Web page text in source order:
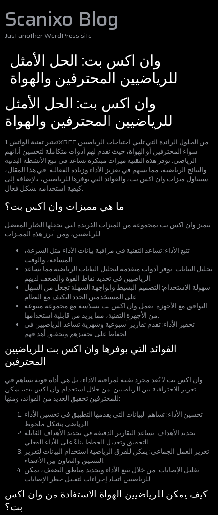
Scanixo Blog
Just another WordPress site
وان اكس بت: الحل الأمثل
للرياضيين المحترفين والهواة
وان اكس بت: الحل الأمثل
للرياضيين المحترفين والهواة
تعتبر تقنية الواتش 1XBET من الحلول الرائدة التي تلبي احتياجات الرياضيين
سواء المحترفين أو الهواة، حيث تقدم لهم أدوات متكاملة لتحسين أدائهم
الرياضي. توفر هذه التقنية ميزات مبتكرة تساعد في تتبع الأنشطة البدنية
والنتائج الرياضية، مما يسهم في تعزيز الأداء وزيادة الفعالية. في هذا المقال،
سنتناول ميزات وان اكس بت، والفوائد التي يوفرها للرياضيين، بالإضافة إلى
كيفية استخدامه بشكل فعال.
ما هي مميزات وان اكس بت؟
تتميز وان اكس بت بمجموعة من الميزات الفريدة التي تجعلها الخيار المفضل
للرياضيين، ومن أبرز هذه المميزات:
تتبع الأداء: تساعد التقنية في مراقبة بيانات الأداء مثل السرعة،
المسافة، والوقت.
تحليل البيانات: توفر أدوات متقدمة لتحليل البيانات الرياضية مما يساعد
الرياضيين في تحديد نقاط القوة والضعف لديهم.
سهولة الاستخدام: التصميم البسيط والواجهة السهلة تجعل من السهل
على المستخدمين الجدد التكيف مع النظام.
التوافق مع الأجهزة: تعمل وان اكس بت بسلاسة مع مجموعة متنوعة
من الأجهزة التقنية، مما يزيد من قابلية استخدامها.
تحفيز الأداء: تقدم تقارير أسبوعية وشهرية تساعد الرياضيين في
الحفاظ على تحفيزهم وتحقيق أهدافهم.
الفوائد التي يوفرها وان اكس بت للرياضيين
المحترفين
وان اكس بت لا تُعد مجرد تقنية لمراقبة الأداء، بل هي أداة قوية تساهم في
تعزيز الاحترافية بين الرياضيين. من خلال استخدام وان اكس بت، يمكن
للمحترفين تحقيق العديد من الفوائد، ومنها:
تحسين الأداء: تساهم البيانات التي يقدمها التطبيق في تحسين الأداء
الرياضي بشكل ملحوظ.
تحديد الأهداف: تساعد التقارير الدقيقة في تحديد الأهداف القابلة
للتحقيق وتعديل الخطط بناءً على الأداء الفعلي.
تعزيز العمل الجماعي: يمكن للفرق الرياضية استخدام البيانات لتعزيز
التنسيق والتعاون بين الأعضاء.
تقليل الإصابات: من خلال تتبع الأداء وتحديد مناطق الضعف، يمكن
للرياضيين اتخاذ إجراءات لتقليل خطر الإصابات.
كيف يمكن للرياضيين الهواة الاستفادة من وان اكس
بت؟